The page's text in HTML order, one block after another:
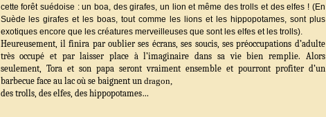
cette forêt suédoise : un boa, des girafes, un lion et même des trolls et des elfes ! (En
Suède les girafes et les boas, tout comme les lions et les hippopotames, sont plus
exotiques encore que les créatures merveilleuses que sont les elfes et les trolls).
Heureusement, il finira par oublier ses écrans, ses soucis, ses préoccupations d’adulte
très occupé et par laisser place à l’imaginaire dans sa vie bien remplie. Alors
seulement, Tora et son papa seront vraiment ensemble et pourront profiter d’un
barbecue face au lac où se baignent un dragon,
des trolls, des elfes, des hippopotames…